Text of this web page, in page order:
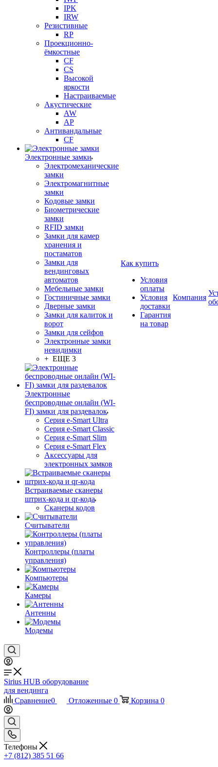
IPK
IRW
Резистивные
RP
Проекционно-
ёмкостные
CF
CS
Высокой
яркости
Настраиваемые
Акустические
AW
AP
Антивандальные
CF
Электронные замки
Электромеханические
замки
Электромагнитные
замки
Кодовые замки
Биометрические
замки
RFID замки
Замки для камер
хранения и
постаматов
Замки для
вендинговых
автоматов
Мебельные замки
Гостиничные замки
Дверные замки
Замки для калиток и
ворот
Замки для сейфов
Электронные замки
невидимки
+ ЕЩЕ 3
Электронные
беспроводные онлайн (WI-
FI) замки для раздевалок
Серия e-Smart Ultra
Серия e-Smart Classic
Серия e-Smart Slim
Серия e-Smart Flex
Аксессуары для
электронных замков
Встраиваемые сканеры
штрих-кода и qr-кода
Сканеры кодов
Считыватели
Контроллеры (платы
управления)
Компьютеры
Камеры
Антенны
Модемы
Как купить
Условия
оплаты
Условия
доставки
Гарантия
на товар
Компания
Sirius HUB оборудование
для вендинга
Сравнение0 Отложенные 0 Корзина 0
Телефоны
+7 (812) 385 51 66